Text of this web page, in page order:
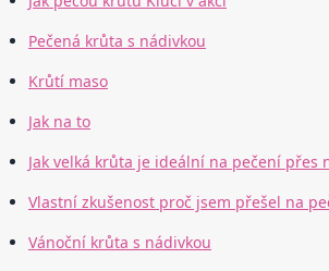
Pečená krůta s nádivkou
Krůtí maso
Jak na to
Jak velká krůta je ideální na pečení přes
Vlastní zkušenost proč jsem přešel na
Vánoční krůta s nádivkou